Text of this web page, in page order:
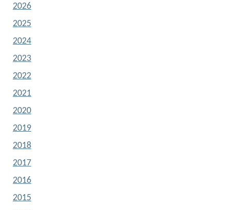
2026
2025
2024
2023
2022
2021
2020
2019
2018
2017
2016
2015